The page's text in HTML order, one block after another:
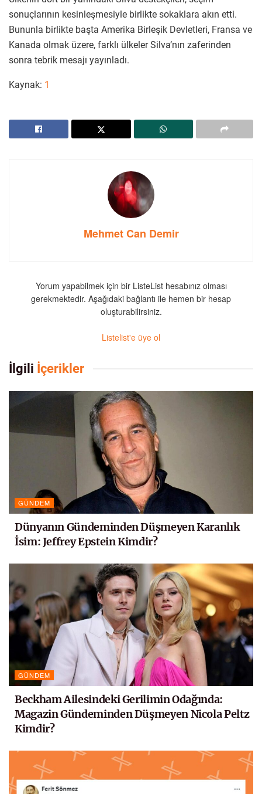
sonuçlarının kesinleşmesiyle birlikte sokaklara akın etti.
Bununla birlikte başta Amerika Birleşik Devletleri, Fransa ve
Kanada olmak üzere, farklı ülkeler Silva’nın zaferinden
sonra tebrik mesajı yayınladı.
Kaynak: 1
Mehmet Can Demir
Yorum yapabilmek için bir ListeList hesabınız olması
gerekmektedir. Aşağıdaki bağlantı ile hemen bir hesap
oluşturabilirsiniz.
Listelist'e üye ol
İlgili İçerikler
GÜNDEM
Dünyanın Gündeminden Düşmeyen Karanlık
İsim: Jeffrey Epstein Kimdir?
GÜNDEM
Beckham Ailesindeki Gerilimin Odağında:
Magazin Gündeminden Düşmeyen Nicola Peltz
Kimdir?